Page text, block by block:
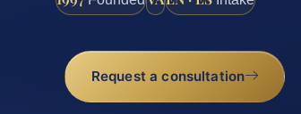
Request a consultation